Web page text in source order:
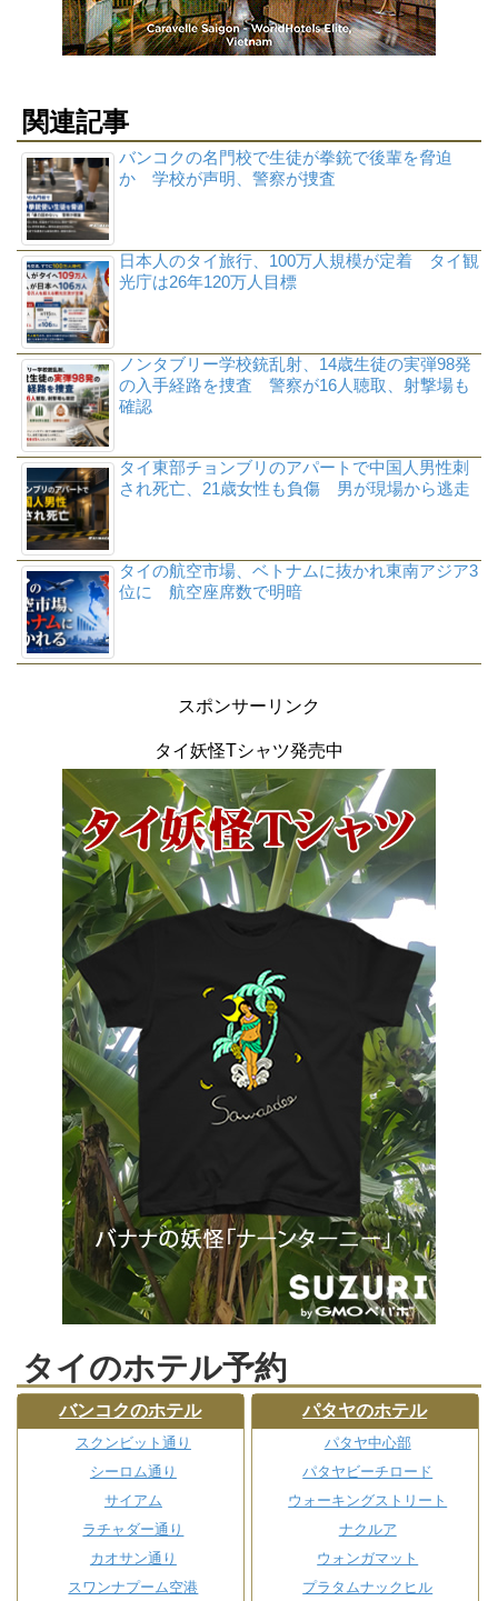
関連記事
バンコクの名門校で生徒が拳銃で後輩を脅迫
か 学校が声明、警察が捜査
日本人のタイ旅行、100万人規模が定着 タイ観
光庁は26年120万人目標
ノンタブリー学校銃乱射、14歳生徒の実弾98発
の入手経路を捜査 警察が16人聴取、射撃場も
確認
タイ東部チョンブリのアパートで中国人男性刺
され死亡、21歳女性も負傷 男が現場から逃走
タイの航空市場、ベトナムに抜かれ東南アジア3
位に 航空座席数で明暗
スポンサーリンク
タイ妖怪Tシャツ発売中
タイのホテル予約
バンコクのホテル
スクンビット通り
シーロム通り
サイアム
ラチャダー通り
カオサン通り
スワンナプーム空港
パタヤのホテル
パタヤ中心部
パタヤビーチロード
ウォーキングストリート
ナクルア
ウォンガマット
プラタムナックヒル